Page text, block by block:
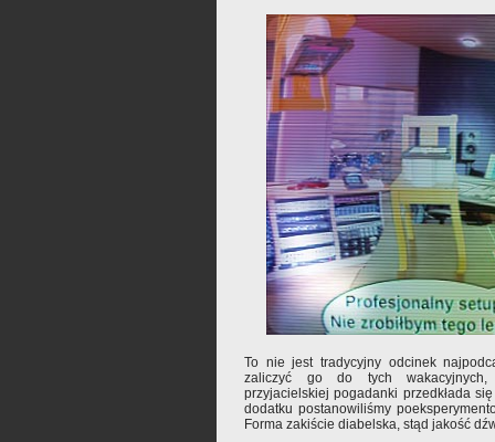
To nie jest tradycyjny odcinek
zaliczyć go do tych wakacyjnych,
przyjacielskiej pogadanki przedkłada
dodatku postanowiliśmy
Forma zakiście diabelska, stąd jakość